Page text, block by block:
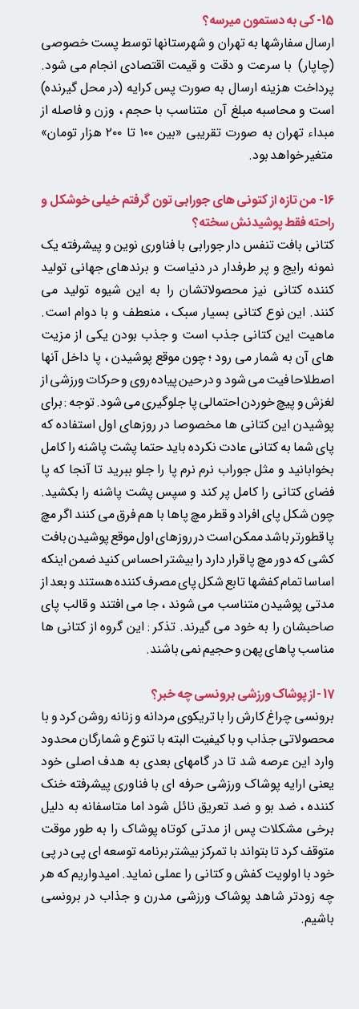
15- کی به دستمون میرسه؟
ارسال سفارشها به تهران و شهرستانها توسط پست خصوصی
(چاپار) با سرعت و دقت و قیمت اقتصادی انجام می شود.
پرداخت هزینه ارسال به صورت پس کرایه (در محل گیرنده)
است و محاسبه مبلغ آن متناسب با حجم ، وزن و فاصله از
مبداء تهران به صورت تقریبی «بین ۱۰۰ تا ۲۰۰ هزار تومان»​​​​​​​
متغیر خواهد بود.​​​​​​​
16- من تازه از کتونی های جورابی تون گرفتم خیلی خوشکل و
راحته فقط پوشیدنش سخته؟
کتانی بافت تنفس دار جورابی با فناوری نوین و پیشرفته یک
نمونه رایج و پر طرفدار در دنیاست و برندهای جهانی تولید
کننده کتانی نیز محصولاتشان را به این شیوه تولید می
کنند. این نوع کتانی بسیار سبک ، منعطف و با دوام است.
ماهیت این کتانی جذب است و جذب بودن یکی از مزیت
های آن به شمار می رود ؛ چون موقع پوشیدن ، پا داخل آنها
اصطلاحا فیت می شود و در حین پیاده روی و حرکات ورزشی از
لغزش و پیچ خوردن احتمالی پا جلوگیری می شود. توجه : برای
پوشیدن این کتانی ها مخصوصا در روزهای اول استفاده که
پای شما به کتانی عادت نکرده باید حتما پشت پاشنه را کامل
بخوابانید و مثل جوراب نرم نرم پا را جلو ببرید تا آنجا که پا
فضای کتانی را کامل پر کند و سپس پشت پاشنه را بکشید.
چون شکل پای افراد و قطر مچ پاها با هم فرق می کنند اگر مچ
پا قطورتر باشد ممکن است در روزهای اول موقع پوشیدن بافت
کشی که دور مچ پا قرار دارد را بیشتر احساس کنید ضمن اینکه
اساسا تمام کفشها تابع شکل پای مصرف کننده هستند و بعد از
مدتی پوشیدن متناسب می شوند ، جا می افتند و قالب پای
صاحبشان را به خود می گیرند. تذکر : این گروه از کتانی ها
مناسب پاهای پهن و حجیم نمی باشند.
17 - از پوشاک ورزشی برونسی چه خبر؟
برونسی چراغ کارش را با تریکوی مردانه و زنانه روشن کرد و با
محصولاتی جذاب و با کیفیت البته با تنوع و شمارگان محدود
وارد این عرصه شد تا در گامهای بعدی به هدف اصلی خود
یعنی ارایه پوشاک ورزشی حرفه ای با فناوری پیشرفته خنک
کننده ، ضد بو و ضد تعریق نائل شود اما متاسفانه به دلیل
برخی مشکلات پس از مدتی کوتاه پوشاک را به طور موقت
متوقف کرد تا بتواند با تمرکز بیشتر برنامه توسعه ای پی در پی
خود با اولویت کفش و کتانی را عملی نماید. امیدواریم که هر
چه زودتر شاهد پوشاک ورزشی مدرن و جذاب در برونسی
باشیم.